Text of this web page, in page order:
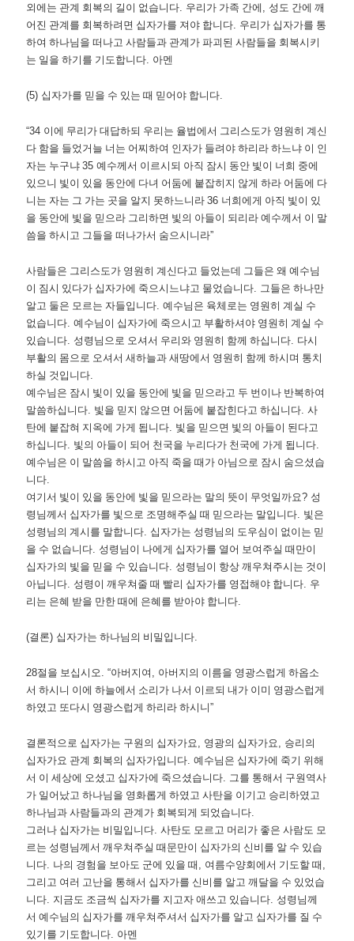
외에는 관계 회복의 길이 없습니다. 우리가 가족 간에 , 성도 간에 깨
어진 관계를 회복하려면 십자가를 져야 합니다. 우리가 십자가를 통
하여 하나님을 떠나고 사람들과 관계가 파괴된 사람들을 회복시키
는 일을 하기를 기도합니다. 아멘
(5) 십자가를 믿을 수 있는 때 믿어야 합니다.
“34 이에 무리가 대답하되 우리는 율법에서 그리스도가 영원히 계신
다 함을 들었거늘 너는 어찌하여 인자가 들려야 하리라 하느냐 이 인
자는 누구냐35예수께서 이르시되 아직 잠시 동안 빛이 너희 중에
있으니 빛이 있을 동안에 다녀 어둠에 붙잡히지 않게 하라 어둠에 다
니는 자는 그 가는 곳을 알지 못하느니라36 너희에게 아직 빛이 있
을 동안에 빛을 믿으라 그리하면 빛의 아들이 되리라 예수께서 이 말
씀을 하시고 그들을 떠나가서 숨으시니라”
사람들은 그리스도가 영원히 계신다고 들었는데 그들은 왜 예수님
이 짐시 있다가 십자가에 죽으시느냐고 물었습니다. 그들은 하나만
알고 둘은 모르는 자들입니다.예수님은 육체로는 영원히 계실 수
없습니다.예수님이 십자가에 죽으시고 부활하셔야 영원히 계실 수
있습니다. 성령님으로 오셔서 우리와 영원히 함께 하십니다. 다시
부활의 몸으로 오셔서 새하늘과 새땅에서 영원히 함께 하시며 통치
하실 것입니다.
예수님은 잠시 빛이 있을 동안에 빛을 믿으라고 두 번이나 반복하여
말씀하십니다. 빛을 믿지 않으면 어둠에 붙잡힌다고 하십니다.사
탄에 붙잡혀 지옥에 가게 됩니다. 빛을 믿으면 빛의 아들이 된다고
하십니다. 빛의 아들이 되어 천국을 누리다가 천국에 가게 됩니다.
예수님은 이 말씀을 하시고 아직 죽을 때가 아님으로 잠시 숨으셨습
니다.
여기서 빛이 있을 동안에 빛을 믿으라는 말의 뜻이 무엇일까요? 성
령님께서 십자가를 빛으로 조명해주실 때 믿으라는 말입니다. 빛은
성령님의 계시를 말합니다. 십자가는 성령님의 도우심이 없이는 믿
을 수 없습니다. 성령님이 나에게 십자가를 열어 보여주실 때만이
십자가의 빛을 믿을 수 있습니다. 성령님이 항상 깨우쳐주시는 것이
아닙니다. 성령이 깨우쳐줄 때 빨리 십자가를 영접해야 합니다. 우
리는 은혜 받을 만한 때에 은혜를 받아야 합니다.
(결론) 십자가는 하나님의 비밀입니다.
28절을 보십시오. “아버지여 , 아버지의 이름을 영광스럽게 하옵소
서 하시니 이에 하늘에서 소리가 나서 이르되 내가 이미 영광스럽게
하였고 또다시 영광스럽게 하리라 하시니”
결론적으로 십자가는 구원의 십자가요, 영광의 십자가요, 승리의
십자가요 관계 회복의 십자가입니다.예수님은 십자가에 죽기 위해
서 이 세상에 오셨고 십자가에 죽으셨습니다. 그를 통해서 구원역사
가 일어났고 하나님을 영화롭게 하였고 사탄을 이기고 승리하였고
하나님과 사람들과의 관계가 회복되게 되었습니다.
그러나 십자가는 비밀입니다.사탄도 모르고 머리가 좋은 사람도 모
르는 성령님께서 깨우쳐주실 때문만이 십자가의 신비를 알 수 있습
니다. 나의 경험을 보아도 군에 있을 때 , 여름수양회에서 기도할 때 ,
그리고 여러 고난을 통해서 십자가를 신비를 알고 깨달을 수 있었습
니다. 지금도 조금씩 십자가를 지고자 애쓰고 있습니다. 성령님께
서 예수님의 십자가를 깨우쳐주셔서 십자가를 알고 십자가를 질 수
있기를 기도합니다. 아멘